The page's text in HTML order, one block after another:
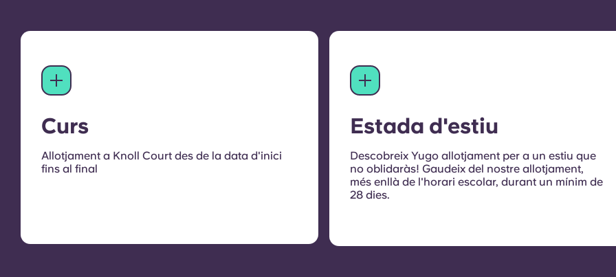
Curs
Allotjament a Knoll Court des de la data d'inici
fins al final
Estada d'estiu
Descobreix Yugo allotjament per a un estiu que
no oblidaràs! Gaudeix del nostre allotjament,
més enllà de l'horari escolar, durant un mínim de
28 dies.